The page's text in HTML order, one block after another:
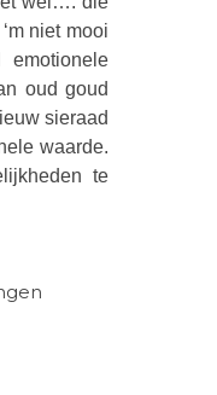
niet mooi
oud goud
sieraad
waarde.
te